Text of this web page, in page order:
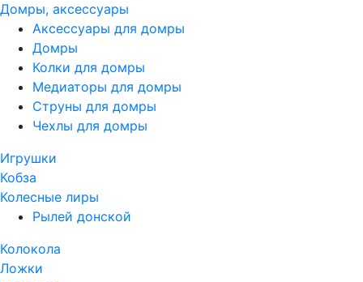
Домры, аксессуары
Аксессуары для домры
Домры
Колки для домры
Медиаторы для домры
Струны для домры
Чехлы для домры
Игрушки
Кобза
Колесные лиры
Рылей донской
Колокола
Ложки